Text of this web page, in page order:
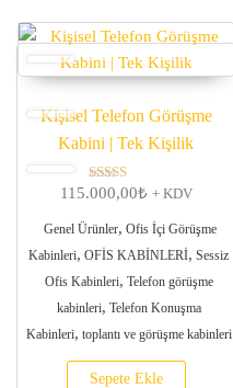
Kişisel Telefon Görüşme
Kabini | Tek Kişilik
5 üzerinden
115.000,00₺ + KDV
Genel Ürünler, Ofis İçi Görüşme
Kabinleri, OFİS KABİNLERİ, Sessiz
Ofis Kabinleri, Telefon görüşme
kabinleri, Telefon Konuşma
Kabinleri, toplantı ve görüşme kabinleri
Sepete Ekle